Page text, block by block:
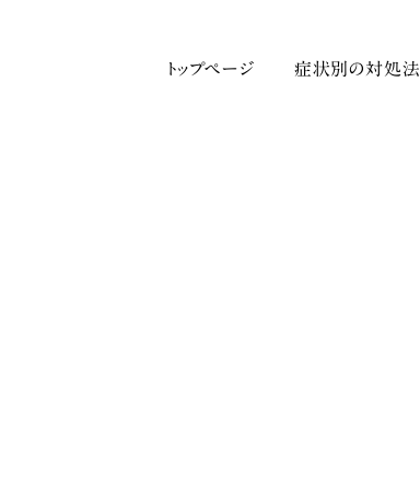
トップページ 症状別の対処法